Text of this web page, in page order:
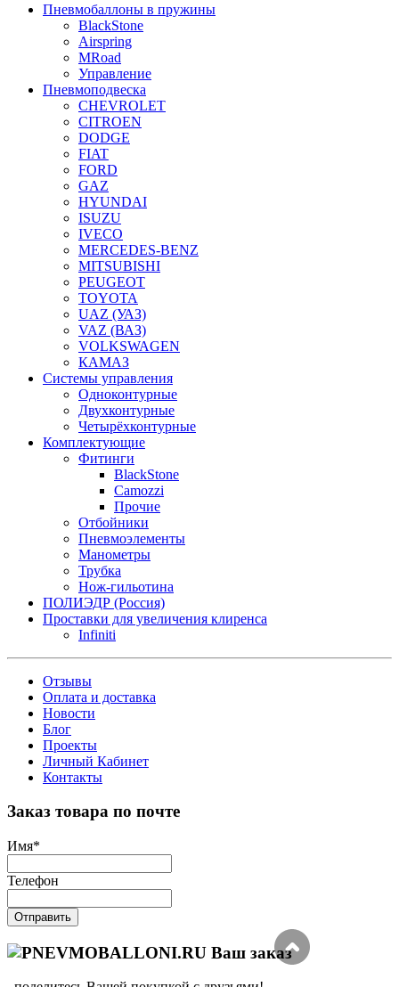
Пневмобаллоны в пружины
BlackStone
Airspring
MRoad
Управление
Пневмоподвеска
CHEVROLET
CITROEN
DODGE
FIAT
FORD
GAZ
HYUNDAI
ISUZU
IVECO
MERCEDES-BENZ
MITSUBISHI
PEUGEOT
TOYOTA
UAZ (УАЗ)
VAZ (ВАЗ)
VOLKSWAGEN
КАМАЗ
Системы управления
Одноконтурные
Двухконтурные
Четырёхконтурные
Комплектующие
Фитинги
BlackStone
Camozzi
Прочие
Отбойники
Пневмоэлементы
Манометры
Трубка
Нож-гильотина
ПОЛИЭДР (Россия)
Проставки для увеличения клиренса
Infiniti
Отзывы
Оплата и доставка
Новости
Блог
Проекты
Личный Кабинет
Контакты
Заказ товара по почте
Имя*
Телефон
Отправить
Ваш заказ